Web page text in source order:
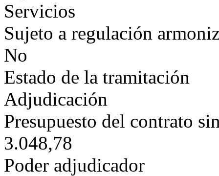
Servicios
Sujeto a regulación
No
Estado de la tramitación
Adjudicación
Presupuesto del contrato
3.048,78
Poder adjudicador